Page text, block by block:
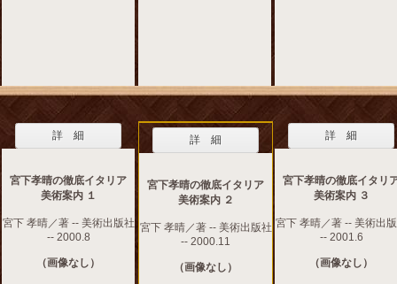
詳 細
宮下孝晴の徹底イタリア
美術案内 １
宮下 孝晴／著 -- 美術出版社
-- 2000.8
（画像なし）
詳 細
宮下孝晴の徹底イタリア
美術案内 ２
宮下 孝晴／著 -- 美術出版社
-- 2000.11
（画像なし）
詳 細
宮下孝晴の徹底イタリ
美術案内 ３
宮下 孝晴／著 -- 美術出
-- 2001.6
（画像なし）